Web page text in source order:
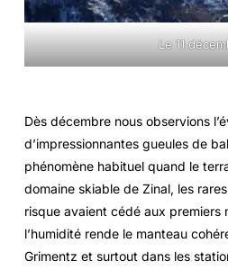
Le 11
Dès décembre nous observions
d’impressionnantes gueules de
phénomène habituel quand le
domaine skiable de Zinal, les
risque avaient cédé aux premiers
l’humidité rende le manteau
Grimentz et surtout dans les